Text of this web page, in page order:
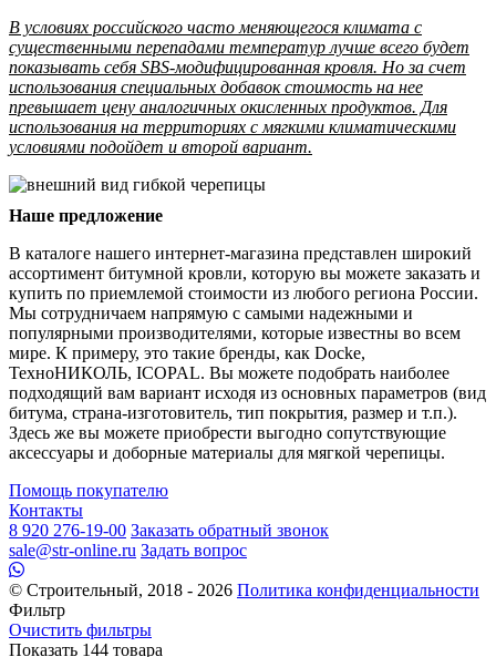
В условиях российского часто меняющегося климата с
существенными перепадами температур лучше всего будет
показывать себя SBS-модифицированная кровля. Но за счет
использования специальных добавок стоимость на нее
превышает цену аналогичных окисленных продуктов. Для
использования на территориях с мягкими климатическими
условиями подойдет и второй вариант.
Наше предложение
В каталоге нашего интернет-магазина представлен широкий
ассортимент битумной кровли, которую вы можете заказать и
купить по приемлемой стоимости из любого региона России.
Мы сотрудничаем напрямую с самыми надежными и
популярными производителями, которые известны во всем
мире. К примеру, это такие бренды, как Docke,
ТехноНИКОЛЬ, ICOPAL. Вы можете подобрать наиболее
подходящий вам вариант исходя из основных параметров (вид
битума, страна-изготовитель, тип покрытия, размер и т.п.).
Здесь же вы можете приобрести выгодно сопутствующие
аксессуары и доборные материалы для мягкой черепицы.
Помощь покупателю
Контакты
8 920 276-19-00 Заказать обратный звонок
sale@str-online.ru Задать вопрос
© Строительный, 2018 - 2026 Политика конфиденциальности
Фильтр
Очистить фильтры
Показать 144 товара